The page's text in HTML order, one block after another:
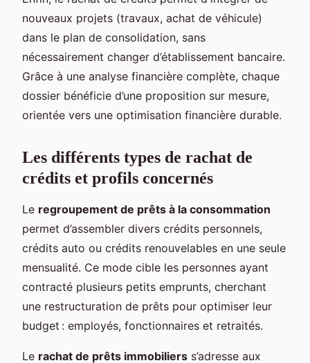
nouveaux projets (travaux, achat de véhicule)
dans le plan de consolidation, sans
nécessairement changer d’établissement bancaire.
Grâce à une analyse financière complète, chaque
dossier bénéficie d’une proposition sur mesure,
orientée vers une optimisation financière durable.
Les différents types de rachat de
crédits et profils concernés
Le regroupement de prêts à la consommation
permet d’assembler divers crédits personnels,
crédits auto ou crédits renouvelables en une seule
mensualité. Ce mode cible les personnes ayant
contracté plusieurs petits emprunts, cherchant
une restructuration de prêts pour optimiser leur
budget : employés, fonctionnaires et retraités.
Le rachat de prêts immobiliers s’adresse aux